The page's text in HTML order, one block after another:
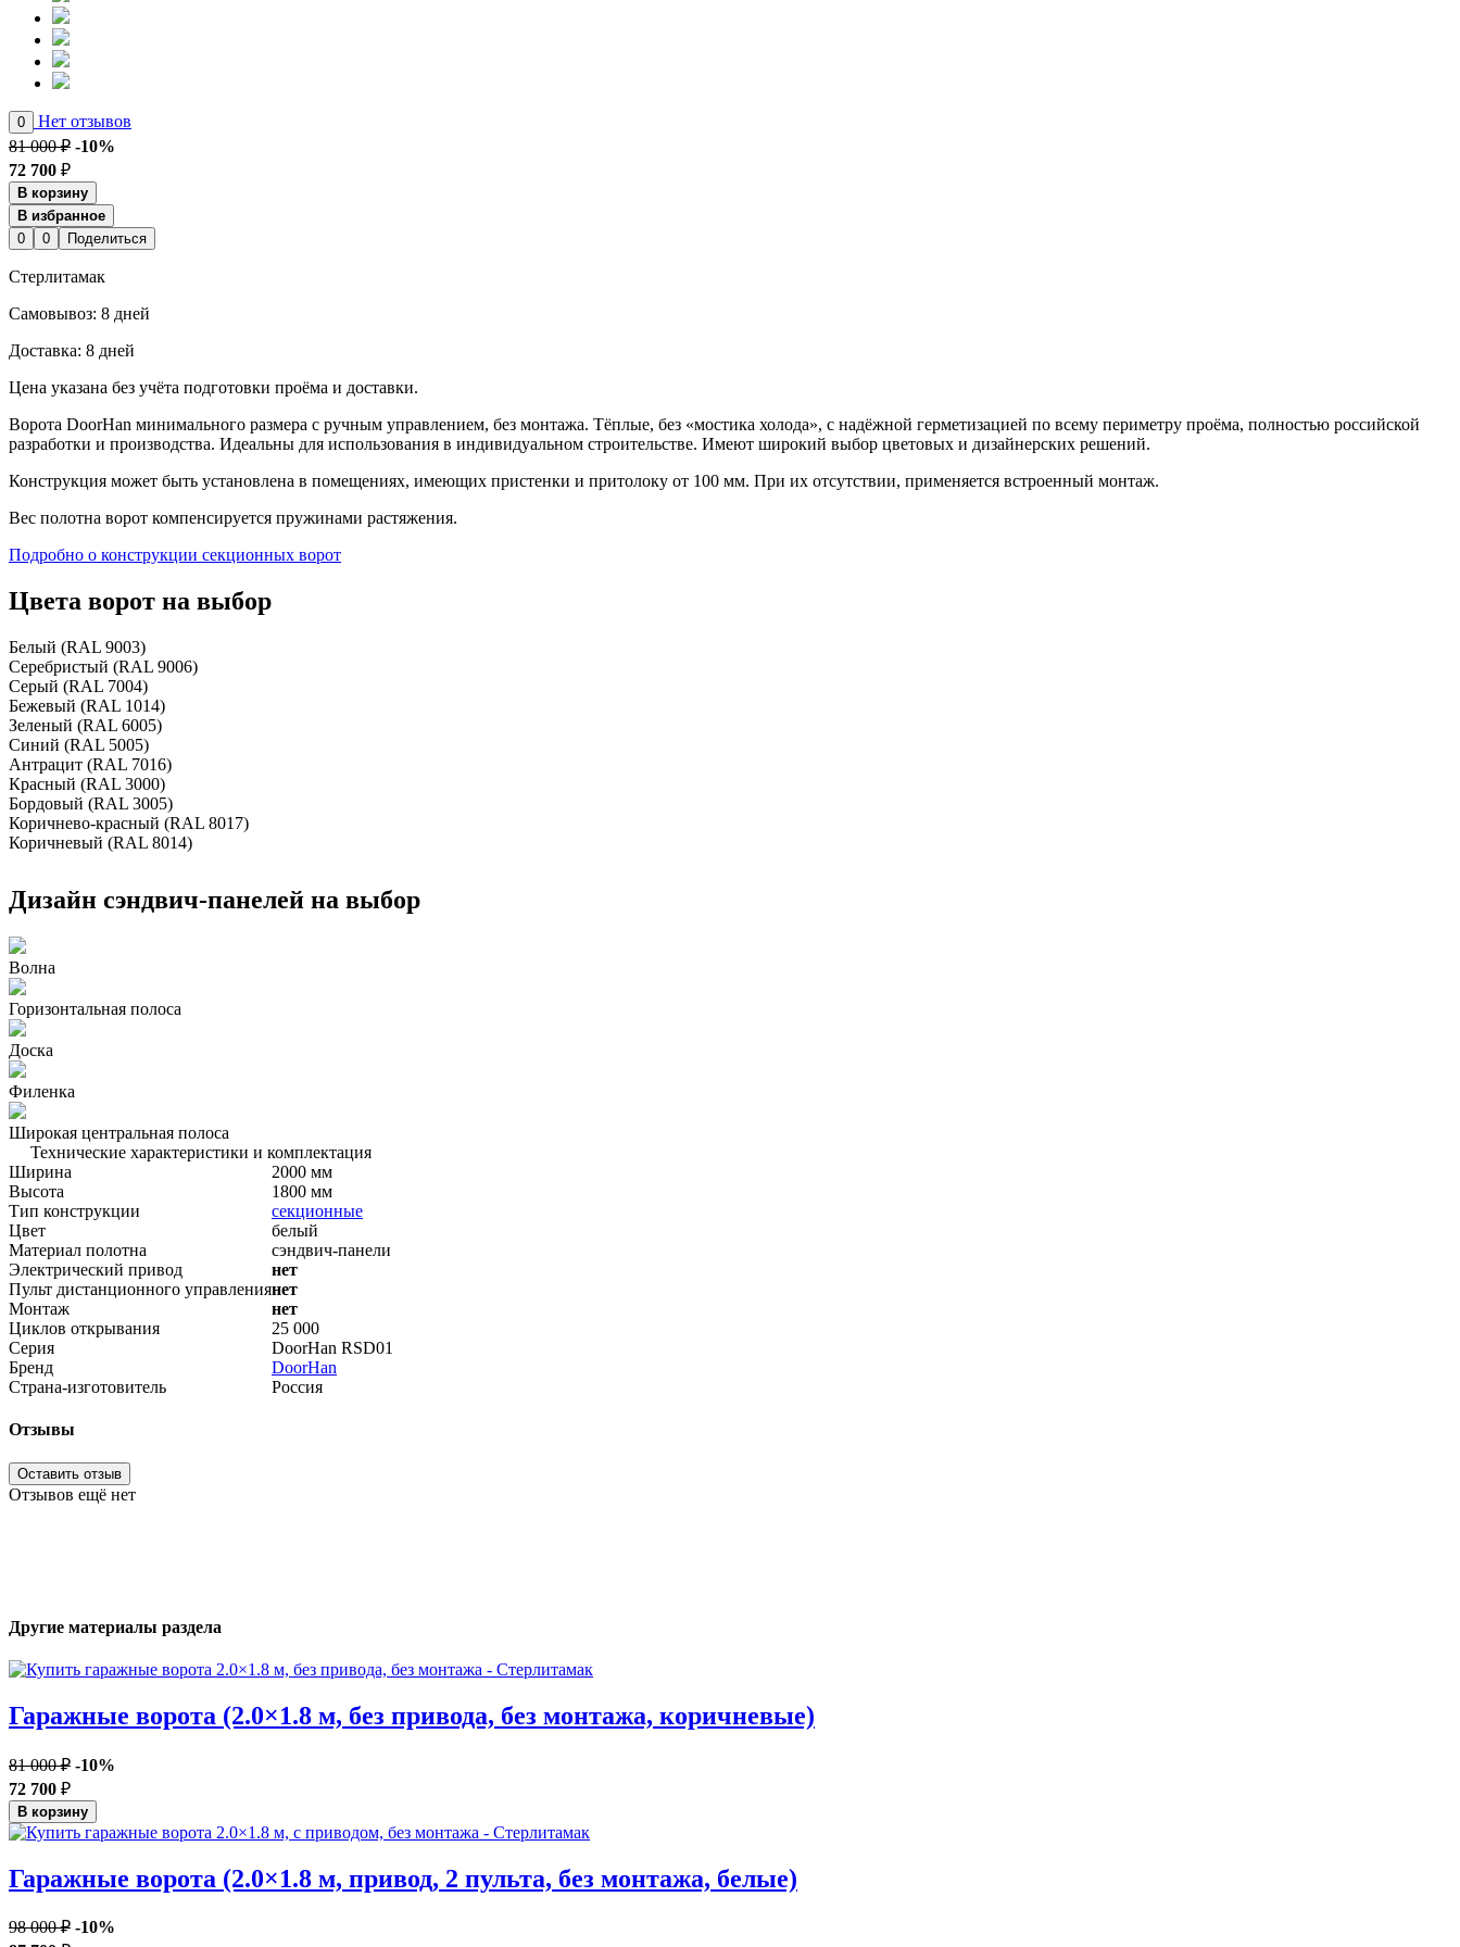
0
Нет отзывов
81 000 ₽ -10%
72 700 ₽
В корзину
В избранное
0
0 Поделиться
Стерлитамак
Cамовывоз: 8 дней
Доставка: 8 дней
Цена указана без учёта подготовки проёма и доставки.
Ворота DoorHan минимального размера с ручным управлением, без монтажа. Тёплые, без «мостика холода», с надёжной герметизацией по всему периметру проёма, полностью российской
разработки и производства. Идеальны для использования в индивидуальном строительстве. Имеют широкий выбор цветовых и дизайнерских решений.
Конструкция может быть установлена в помещениях, имеющих пристенки и притолоку от 100 мм. При их отсутствии, применяется встроенный монтаж.
Вес полотна ворот компенсируется пружинами растяжения.
Подробно о конструкции секционных ворот
Цвета ворот на выбор
Белый (RAL 9003)
Серебристый (RAL 9006)
Серый (RAL 7004)
Бежевый (RAL 1014)
Зеленый (RAL 6005)
Синий (RAL 5005)
Антрацит (RAL 7016)
Красный (RAL 3000)
Бордовый (RAL 3005)
Коричнево-красный (RAL 8017)
Коричневый (RAL 8014)
Дизайн сэндвич-панелей на выбор
Волна
Горизонтальная полоса
Доска
Филенка
Широкая центральная полоса
Технические характеристики и комплектация
Ширина
2000 мм
Высота
1800 мм
Тип конструкции
секционные
Цвет
белый
Материал полотна
сэндвич-панели
Электрический привод
нет
Пульт дистанционного управлениянет
Монтаж
нет
Циклов открывания
25 000
Серия
DoorHan RSD01
Бренд
DoorHan
Страна-изготовитель
Россия
Отзывы
Оставить отзыв
Отзывов ещё нет
Другие материалы раздела
Гаражные ворота (2.0×1.8 м, без привода, без монтажа, коричневые)
81 000 ₽ -10%
72 700 ₽
В корзину
Гаражные ворота (2.0×1.8 м, привод, 2 пульта, без монтажа, белые)
98 000 ₽ -10%